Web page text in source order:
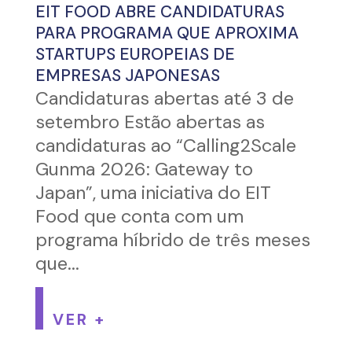
EIT FOOD ABRE CANDIDATURAS
PARA PROGRAMA QUE APROXIMA
STARTUPS EUROPEIAS DE
EMPRESAS JAPONESAS
Candidaturas abertas até 3 de
setembro Estão abertas as
candidaturas ao “Calling2Scale
Gunma 2026: Gateway to
Japan”, uma iniciativa do EIT
Food que conta com um
programa híbrido de três meses
que...
VER +